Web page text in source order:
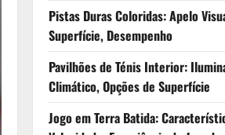
Pistas Duras Coloridas: Apelo
Superfície, Desempenho
Pavilhões de Ténis Interior:
Climático, Opções de Superfície
Jogo em Terra Batida: